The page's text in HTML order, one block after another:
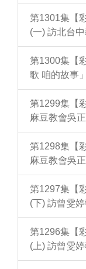
第1301集【
(一) 訪北台
第1300集【
歌 咱的故事
第1299集【
麻豆教會吳
第1298集【
麻豆教會吳
第1297集【
(下) 訪曾雯
第1296集【
(上) 訪曾雯